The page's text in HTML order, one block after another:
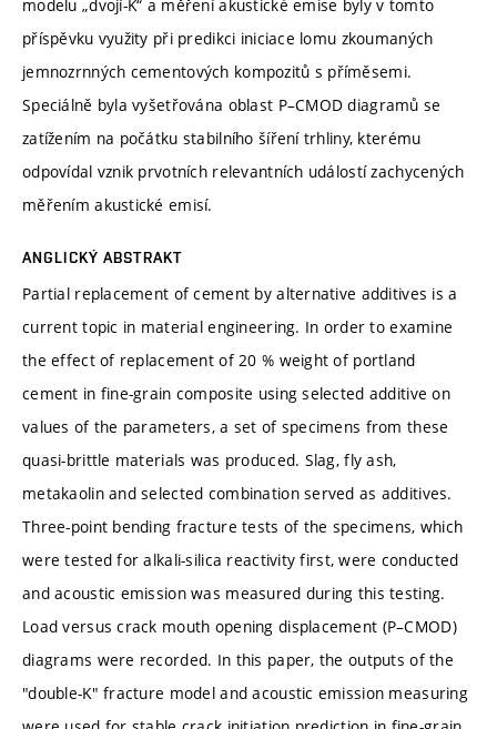
modelu „dvojí-K“ a měření akustické emise byly v tomto
příspěvku využity při predikci iniciace lomu zkoumaných
jemnozrnných cementových kompozitů s příměsemi.
Speciálně byla vyšetřována oblast P–CMOD diagramů se
zatížením na počátku stabilního šíření trhliny, kterému
odpovídal vznik prvotních relevantních událostí zachycených
měřením akustické emisí.
ANGLICKÝ ABSTRAKT
Partial replacement of cement by alternative additives is a
current topic in material engineering. In order to examine
the effect of replacement of 20 % weight of portland
cement in fine-grain composite using selected additive on
values of the parameters, a set of specimens from these
quasi-brittle materials was produced. Slag, fly ash,
metakaolin and selected combination served as additives.
Three-point bending fracture tests of the specimens, which
were tested for alkali-silica reactivity first, were conducted
and acoustic emission was measured during this testing.
Load versus crack mouth opening displacement (P–CMOD)
diagrams were recorded. In this paper, the outputs of the
"double-K" fracture model and acoustic emission measuring